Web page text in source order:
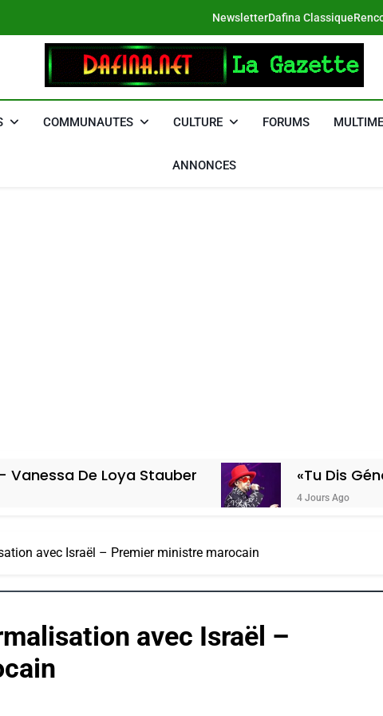
NewsletterDafina Classique
DAFINA
COMMUNAUTES CULTURE FORUMS
ANNONCES
De Loya Stauber «Tu Dis Génocide, Je
4 Jours Ago
avec Israël – Premier ministre marocain
avec Israël –